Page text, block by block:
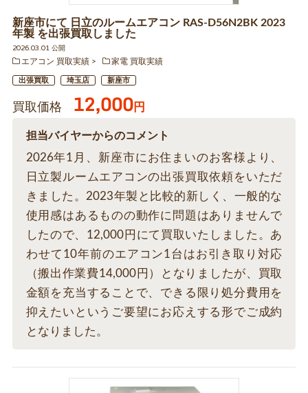
新座市にて 日立のルームエアコン RAS-D56N2BK 2023
年製 を出張買取しました
2026.03.01 公開
エアコン 買取実績
家電 買取実績
出張買取 埼玉店 新座市
買取価格 12,000円
担当バイヤーからのコメント
2026年1月、新座市にお住まいのお客様より、
日立製ルームエアコンの出張買取依頼をいただ
きました。2023年製と比較的新しく、一般的な
使用感はあるものの動作に問題はありませんで
したので、12,000円にて買取いたしました。あ
わせて10年前のエアコン1台はお引き取り対応
（搬出作業費14,000円）となりましたが、買取
金額を充当することで、できる限り処分費用を
抑えたいというご要望にお応えする形でご成約
となりました。